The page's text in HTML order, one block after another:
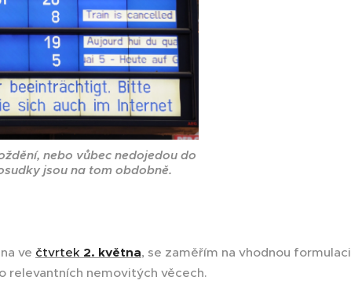
nebo vůbec nedojedou do
jsou na tom obdobně.
ve čtvrtek 2. května, se zaměřím na vhodnou formulaci
relevantních nemovitých věcech.